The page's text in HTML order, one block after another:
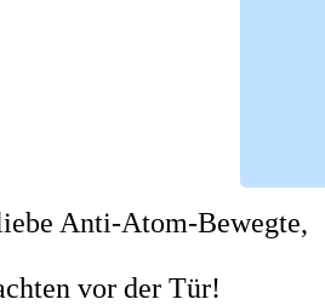
Anti-Atom-Bewegte,
vor der Tür!